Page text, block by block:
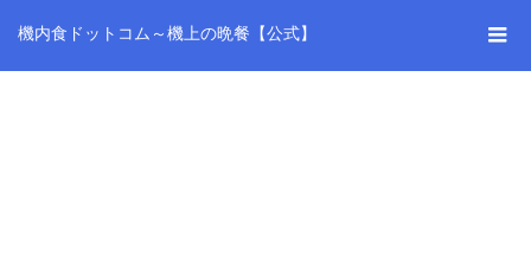
機内食ドットコム～機上の晩餐【公式】